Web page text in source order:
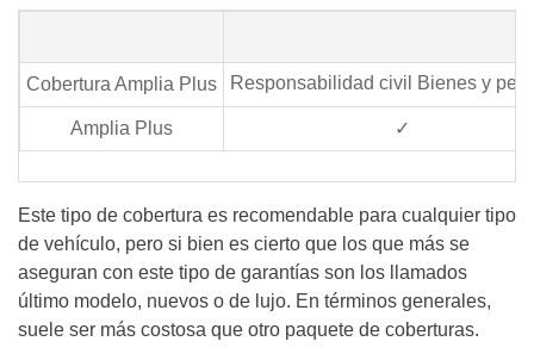
Cobertura Amplia Plus Responsabilidad civil Bienes y
Amplia Plus ✓
Este tipo de cobertura es recomendable para cualquier tipo
de vehículo, pero si bien es cierto que los que más se
aseguran con este tipo de garantías son los llamados
último modelo, nuevos o de lujo. En términos generales,
suele ser más costosa que otro paquete de coberturas.